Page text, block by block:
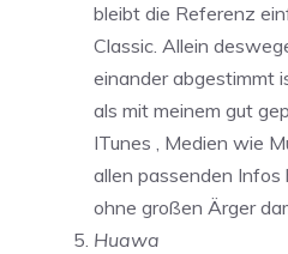
bleibt die Referenz
Classic. Allein
einander abgestimmt
als mit meinem gut
ITunes , Medien wie
allen passenden Infos
ohne großen Ärger
Huawa